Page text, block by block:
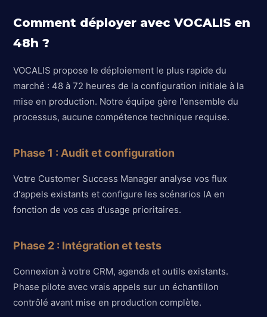
Comment déployer avec VOCALIS en
48h ?
VOCALIS propose le déploiement le plus rapide du
marché : 48 à 72 heures de la configuration initiale à la
mise en production. Notre équipe gère l'ensemble du
processus, aucune compétence technique requise.
Phase 1 : Audit et configuration
Votre Customer Success Manager analyse vos flux
d'appels existants et configure les scénarios IA en
fonction de vos cas d'usage prioritaires.
Phase 2 : Intégration et tests
Connexion à votre CRM, agenda et outils existants.
Phase pilote avec vrais appels sur un échantillon
contrôlé avant mise en production complète.